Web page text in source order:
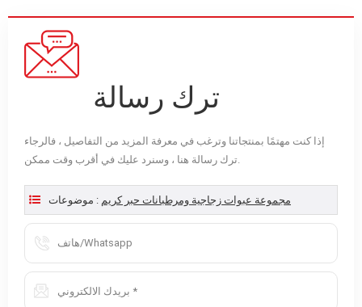
ترك رسالة
إذا كنت مهتمًا بمنتجاتنا وترغب في معرفة المزيد من التفاصيل ، فالرجاء
موضوعات : مجموعة عبوات زجاجية ومرطبانات حبر كريم